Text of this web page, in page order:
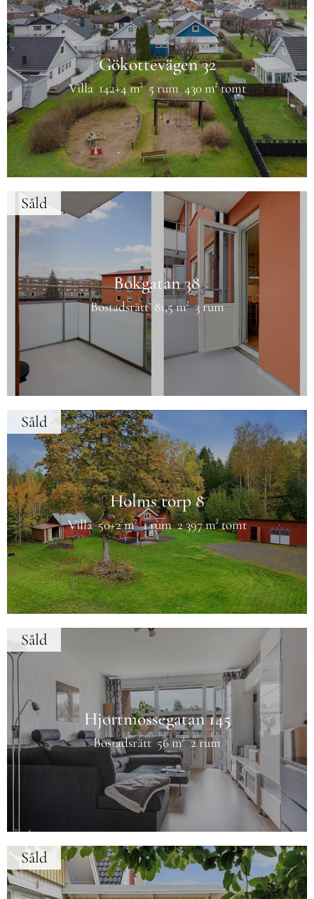
Gökottevägen 32
Villa 142+4 m² 5 rum 430 m² tomt
Bokgatan 38
Bostadsrätt 81,5 m² 3 rum
Såld
Holms torp 8
Villa 50+2 m² 1 rum 2 397 m² tomt
Såld
Hjortmossegatan 145
Bostadsrätt 56 m² 2 rum
Såld
Såld